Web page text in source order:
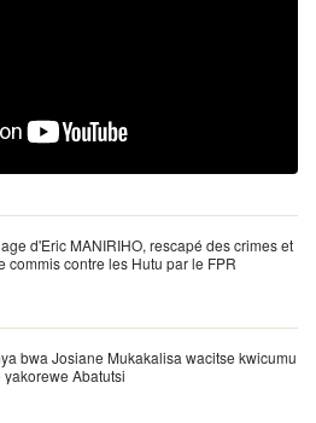
d'Eric MANIRIHO, rescapé des crimes et
commis contre les Hutu par le FPR
bwa Josiane Mukakalisa wacitse kwicumu
Abatutsi